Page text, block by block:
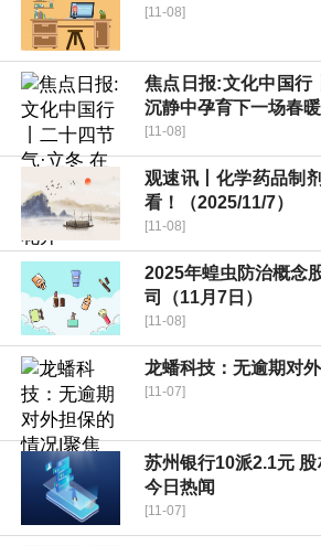
[11-08]
焦点日报:文化中国行
沉静中孕育下一场春
[11-08]
观速讯丨化学药品制
看！（2025/11/7）
[11-08]
2025年蝗虫防治概念
司（11月7日）
[11-08]
龙蟠科技：无逾期对
[11-07]
苏州银行10派2.1元 股
今日热闻
[11-07]